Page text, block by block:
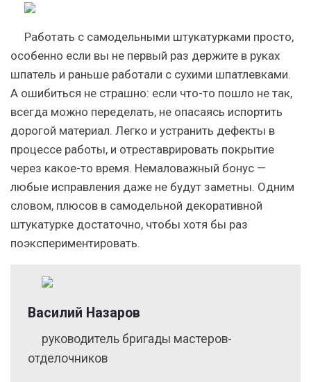
Работать с самодельными штукатурками просто,
особенно если вы не первый раз держите в руках
шпатель и раньше работали с сухими шпатлевками.
А ошибиться не страшно: если что-то пошло не так,
всегда можно переделать, не опасаясь испортить
дорогой материал. Легко и устранить дефекты в
процессе работы, и отреставрировать покрытие
через какое-то время. Немаловажный бонус —
любые исправления даже не будут заметны. Одним
словом, плюсов в самодельной декоративной
штукатурке достаточно, чтобы хотя бы раз
поэкспериментировать.
Василий Назаров
руководитель бригады мастеров-
отделочников